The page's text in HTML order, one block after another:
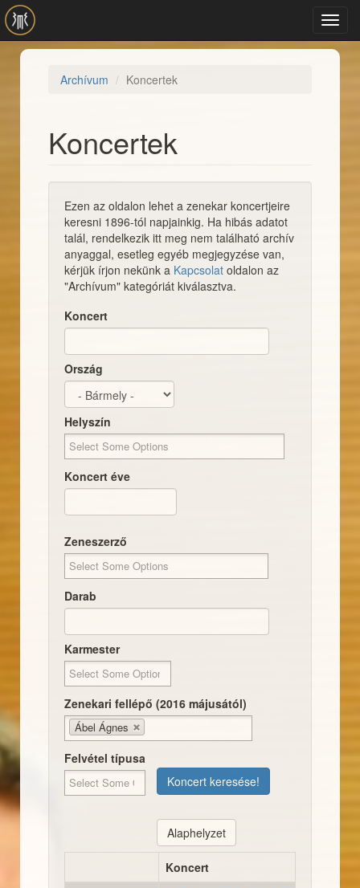
Ugrás a tartalomra
Archívum Koncertek
Koncertek
Ezen az oldalon lehet a zenekar koncertjeire
keresni 1896-tól napjainkig. Ha hibás adatot
talál, rendelkezik itt meg nem található archív
anyaggal, esetleg egyéb megjegyzése van,
kérjük írjon nekünk a Kapcsolat oldalon az
"Archívum" kategóriát kiválasztva.
Koncert
Ország
Helyszín
Koncert éve
Zeneszerző
Darab
Karmester
Zenekari fellépő (2016 májusától)
Ábel Ágnes
Felvétel típusa
Koncert keresése!
Alaphelyzet
Koncert